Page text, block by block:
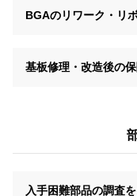
BGAのリワーク・リ
基板修理・改造後の
入手困難部品の調査